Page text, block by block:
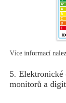
Více informací
5. Elektronické
monitorů a